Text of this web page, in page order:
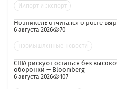
Импорт и экспорт
Норникель отчитался о росте
6 августа 2026 70
Промышленные новости
США рискуют остаться без
оборонки — Bloomberg
6 августа 2026 107